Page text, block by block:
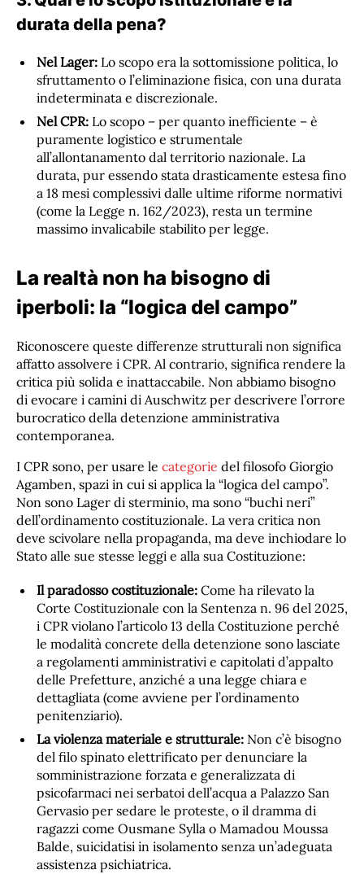
durata della pena?
Nel Lager: Lo scopo era la sottomissione politica, lo
sfruttamento o l’eliminazione fisica, con una durata
indeterminata e discrezionale.
Nel CPR: Lo scopo – per quanto inefficiente – è
puramente logistico e strumentale
all’allontanamento dal territorio nazionale. La
durata, pur essendo stata drasticamente estesa fino
a 18 mesi complessivi dalle ultime riforme normativi
(come la Legge n. 162/2023), resta un termine
massimo invalicabile stabilito per legge.
La realtà non ha bisogno di
iperboli: la “logica del campo”
Riconoscere queste differenze strutturali non significa
affatto assolvere i CPR. Al contrario, significa rendere la
critica più solida e inattaccabile. Non abbiamo bisogno
di evocare i camini di Auschwitz per descrivere l’orrore
burocratico della detenzione amministrativa
contemporanea.
I CPR sono, per usare le categorie del filosofo Giorgio
Agamben, spazi in cui si applica la “logica del campo”.
Non sono Lager di sterminio, ma sono “buchi neri”
dell’ordinamento costituzionale. La vera critica non
deve scivolare nella propaganda, ma deve inchiodare lo
Stato alle sue stesse leggi e alla sua Costituzione:
Il paradosso costituzionale: Come ha rilevato la
Corte Costituzionale con la Sentenza n. 96 del 2025,
i CPR violano l’articolo 13 della Costituzione perché
le modalità concrete della detenzione sono lasciate
a regolamenti amministrativi e capitolati d’appalto
delle Prefetture, anziché a una legge chiara e
dettagliata (come avviene per l’ordinamento
penitenziario).
La violenza materiale e strutturale: Non c’è bisogno
del filo spinato elettrificato per denunciare la
somministrazione forzata e generalizzata di
psicofarmaci nei serbatoi dell’acqua a Palazzo San
Gervasio per sedare le proteste, o il dramma di
ragazzi come Ousmane Sylla o Mamadou Moussa
Balde, suicidatisi in isolamento senza un’adeguata
assistenza psichiatrica.